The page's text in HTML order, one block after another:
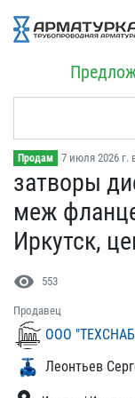
Продам 7 июля 2026 г.
затворы
меж
Иркутск,
visibility 553
Продавец
ООО
Леонтьев